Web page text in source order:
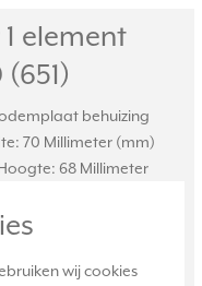
wij cookies
element
behuizing
70 Millimeter (mm)
68 Millimeter
Nee
Meer informatie »